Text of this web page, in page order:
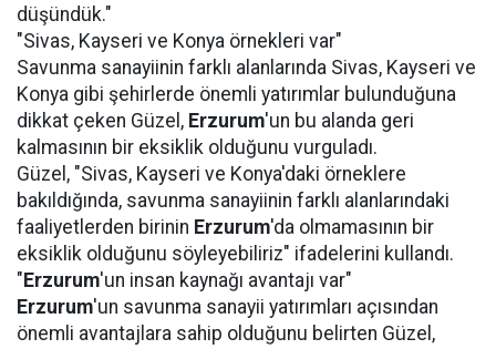
düşündük."
"Sivas, Kayseri ve Konya örnekleri var"
Savunma sanayiinin farklı alanlarında Sivas, Kayseri ve
Konya gibi şehirlerde önemli yatırımlar bulunduğuna
dikkat çeken Güzel, Erzurum'un bu alanda geri
kalmasının bir eksiklik olduğunu vurguladı.
Güzel, "Sivas, Kayseri ve Konya'daki örneklere
bakıldığında, savunma sanayiinin farklı alanlarındaki
faaliyetlerden birinin Erzurum'da olmamasının bir
eksiklik olduğunu söyleyebiliriz" ifadelerini kullandı.
" Erzurum'un insan kaynağı avantajı var"
Erzurum'un savunma sanayii yatırımları açısından
önemli avantajlara sahip olduğunu belirten Güzel,